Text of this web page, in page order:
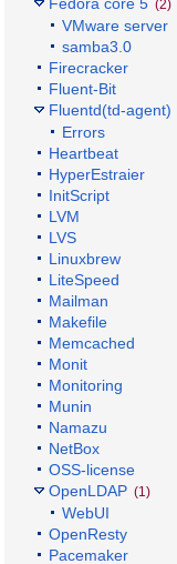
(2)
VMware server
samba3.0
Firecracker
Fluent-Bit
Fluentd(td-agent)
Errors
Heartbeat
HyperEstraier
InitScript
LVM
LVS
Linuxbrew
LiteSpeed
Mailman
Makefile
Memcached
Monit
Monitoring
Munin
Namazu
NetBox
OSS-license
OpenLDAP (1)
WebUI
OpenResty
Pacemaker